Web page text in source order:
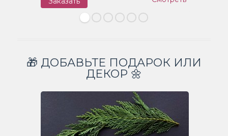
🎁 ДОБАВЬТЕ ПОДАРОК ИЛИ
ДЕКОР 🌼